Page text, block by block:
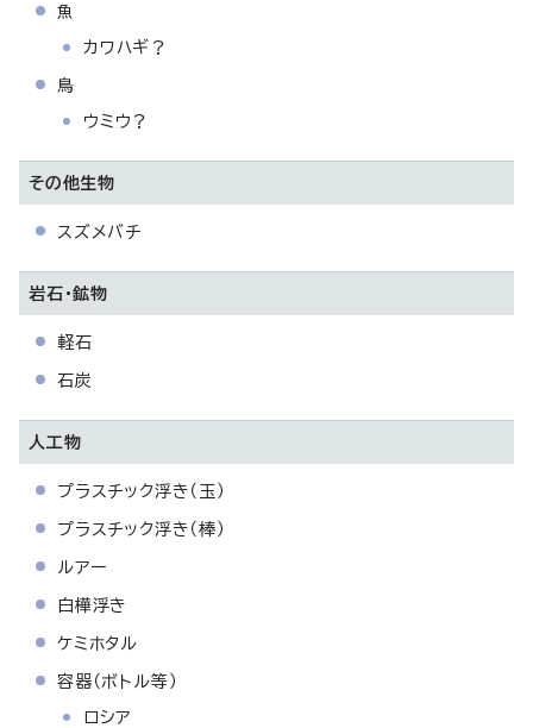
魚
カワハギ？
鳥
ウミウ？
その他生物
スズメバチ
岩石・鉱物
軽石
石炭
人工物
プラスチック浮き（玉）
プラスチック浮き（棒）
ルアー
白樺浮き
ケミホタル
容器（ボトル等）
ロシア